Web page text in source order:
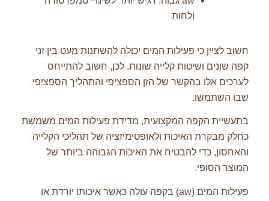
ולחות
חשוב לציין כי פעילות המים יכולה להשתנות מעט בין זני
קפה שונים ושיטות קלייה שונות. לכן, חשוב להתייחס
לערכים אלו בהקשר של הזן הספציפי והתהליך הספציפי
שבו השתמשו.
בתעשיית הקפה המקצועית, מדידת פעילות המים משמשת
כחלק מבקרת האיכות ולאופטימיזציה של תהליכי הקלייה
והאחסון, כדי להבטיח את האיכות הגבוהה ביותר של
המוצר הסופי.
פעילות המים (aw) בקפה עולה כאשר איכותו יורדת או